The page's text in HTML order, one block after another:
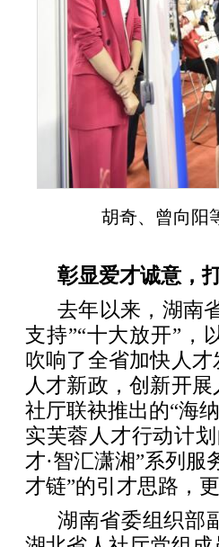
胡奇、曾向阳
彰显爱才诚意，
去年以来，湖南
支持”“十大放开”，
吹响了全省加快人
人才新政，创新开
社厅联袂推出的“海
实芙蓉人才行动计
才·智汇潇湘”系列
才链”的引才思路，
湖南省委组织部